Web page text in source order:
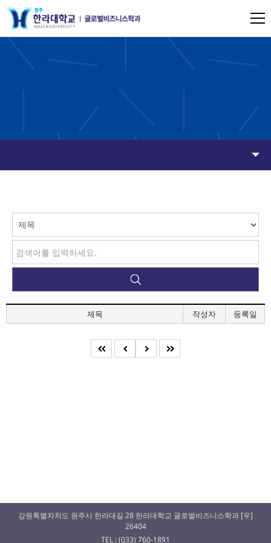
제목 작성자 등록일
강원특별자치도 원주시 한라대길 28 한라대학교 글로벌비즈니스학과 [우]
26404
TEL : (033) 760-1891